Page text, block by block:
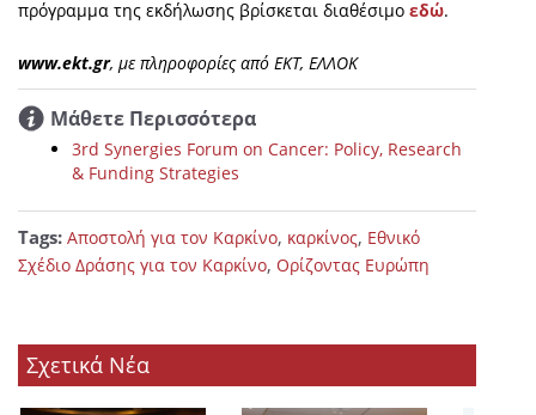
πρόγραμμα της εκδήλωσης βρίσκεται διαθέσιμο εδώ.
www.ekt.gr, με πληροφορίες από ΕΚΤ, ΕΛΛΟΚ
Μάθετε Περισσότερα
3rd Synergies Forum on Cancer: Policy, Research
& Funding Strategies
Tags: Αποστολή για τον Καρκίνο, καρκίνος, Εθνικό
Σχέδιο Δράσης για τον Καρκίνο, Ορίζοντας Ευρώπη
Σχετικά Νέα